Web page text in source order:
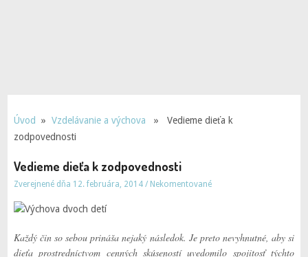
Úvod » Vzdelávanie a výchova » Vedieme dieťa k
zodpovednosti
Vedieme dieťa k zodpovednosti
Zverejnené dňa 12. februára, 2014/ Nekomentované
Každý čin so sebou prináša nejaký následok. Je preto nevyhnutné, aby si
dieťa prostredníctvom cenných skúseností uvedomilo spojitosť týchto